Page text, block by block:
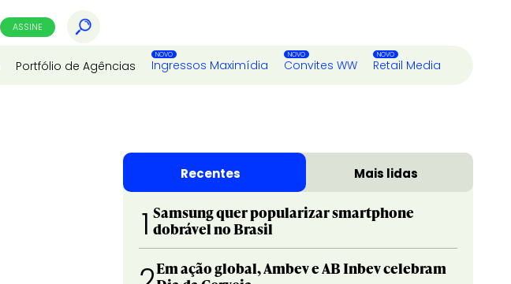
ASSINE
Portfólio de Agências Ingressos Maximídia Convites WW Retail Media
Recentes Mais lidas
1 Samsung quer popularizar smartphone
dobrável no Brasil
Em ação global, Ambev e AB Inbev celebram